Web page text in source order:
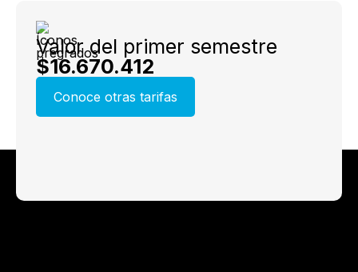
Valor del primer semestre
$16.670.412
Conoce otras tarifas